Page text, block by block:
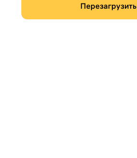
Перезагрузить